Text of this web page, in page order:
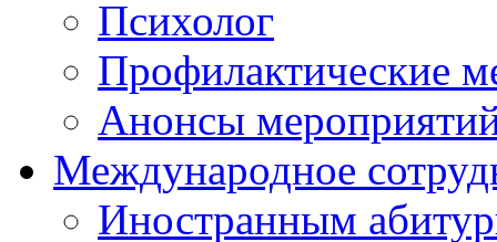
Психолог
Профилактические
Анонсы
Международное
Иностранным